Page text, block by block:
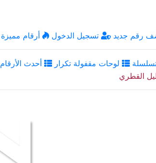
رقم جديد تسجيل الدخول أرقام مميزة
لوحات مقفولة تكرار أحدث الأرقام
القطري